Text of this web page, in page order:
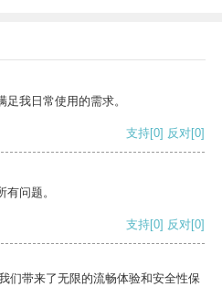
我日常使用的需求。
支持[0] 反对[0]
问题。
支持[0] 反对[0]
们带来了无限的流畅体验和安全性保